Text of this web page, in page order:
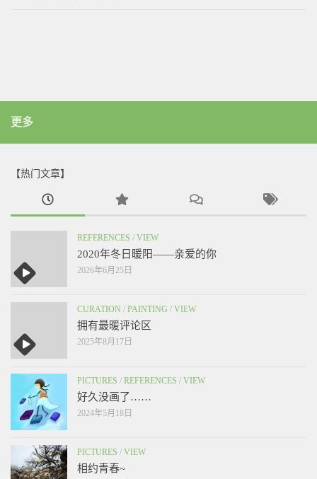
更多
【热门文章】
REFERENCES / VIEW
2020年冬日暖阳——亲爱的你
2026年6月25日
CURATION / PAINTING / VIEW
拥有最暖评论区
2025年8月17日
PICTURES / REFERENCES / VIEW
好久没画了……
2024年5月18日
PICTURES / VIEW
相约青春~